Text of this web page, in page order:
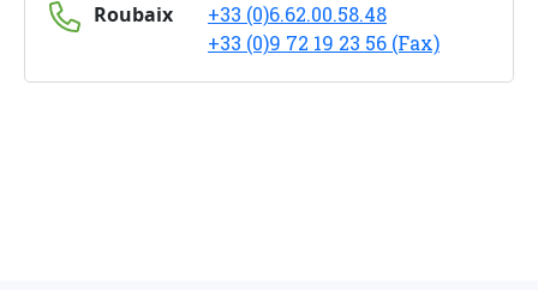
Roubaix
+33 (0)6.62.00.58.48
+33 (0)9 72 19 23 56 (Fax)